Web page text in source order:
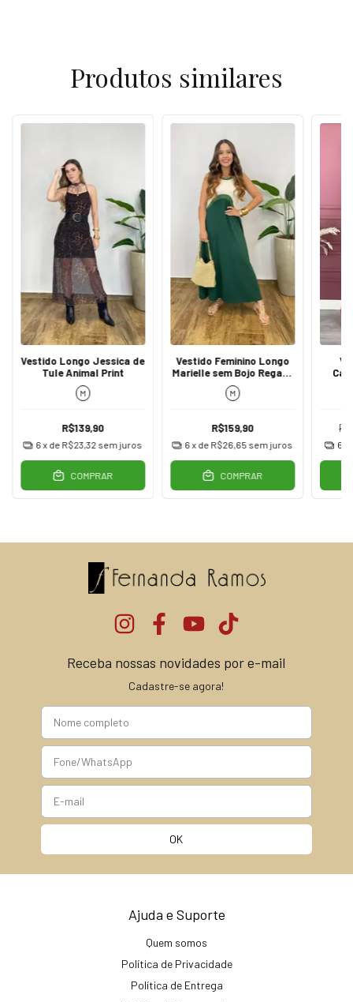
Produtos similares
Vestido Longo Jessica de
Tule Animal Print
M
R$139,90
6x de R$23,32 sem juros
COMPRAR
Vestido Feminino Longo
Marielle sem Bojo Regata
Verde Militar
M
R$159,90
6 x de R$26,65 sem juros
COMPRAR
6
Receba nossas novidades por e-mail
Cadastre-se agora!
Ajuda e Suporte
Quem somos
Política de Privacidade
Política de Entrega